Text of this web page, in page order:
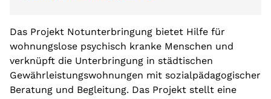
Teestuben
Teestuben Süd, Südwest und Grünau
Das Projekt Notunterbringung bietet Hilfe für
wohnungslose psychisch kranke Menschen und
verknüpft die Unterbringung in städtischen
Gewährleistungswohnungen mit sozialpädagogischer
Beratung und Begleitung. Das Projekt stellt eine